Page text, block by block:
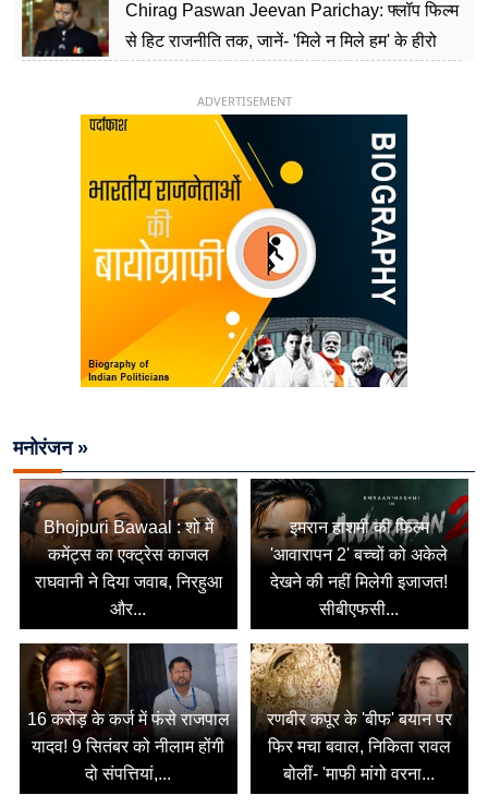
Chirag Paswan Jeevan Parichay: फ्लॉप फिल्म
से हिट राजनीति तक, जानें- 'मिले न मिले हम' के हीरो
ADVERTISEMENT
मनोरंजन »
Bhojpuri Bawaal : शो में
कमेंट्स का एक्ट्रेस काजल
राघवानी ने दिया जवाब, निरहुआ
और...
इमरान हाशमी की फिल्म
'आवारापन 2' बच्चों को अकेले
देखने की नहीं मिलेगी इजाजत!
सीबीएफसी...
16 करोड़ के कर्ज में फंसे राजपाल
यादव! 9 सितंबर को नीलाम होंगी
दो संपत्तियां,...
रणबीर कपूर के 'बीफ' बयान पर
फिर मचा बवाल, निकिता रावल
बोलीं- 'माफी मांगो वरना...